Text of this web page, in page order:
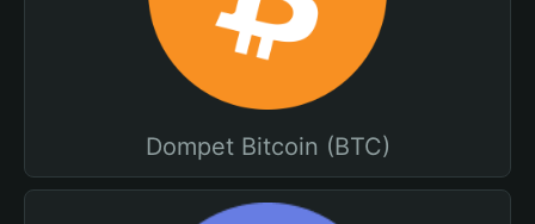
Dompet Bitcoin (BTC)